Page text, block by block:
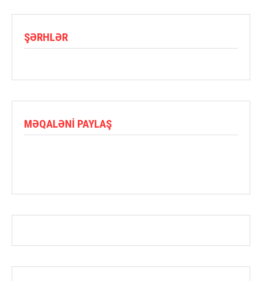
ŞƏRHLƏR
MƏQALƏNI PAYLAŞ